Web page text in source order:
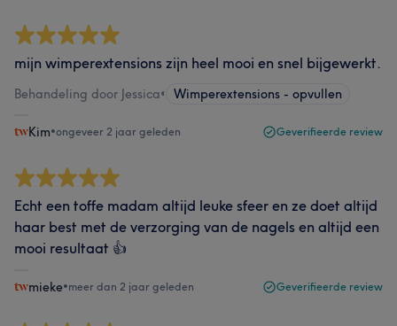
mijn wimperextensions zijn heel mooi en snel bijgewerkt.
Behandeling door Jessica• Wimperextensions - opvullen
Kim•ongeveer 2 jaar geleden Geverifieerde review
Echt een toffe madam altijd leuke sfeer en ze doet altijd
haar best met de verzorging van de nagels en altijd een
mooi resultaat 👍
mieke•meer dan 2 jaar geleden Geverifieerde review